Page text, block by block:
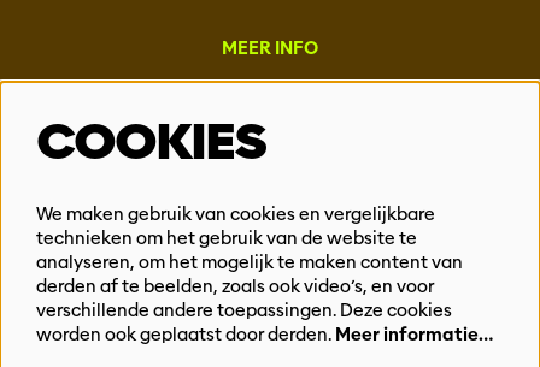
MEER INFO
Vacatures
Events & Partnerships
Privacy
BLIJF OP DE HOOGTE
COOKIES
We maken gebruik van cookies en vergelijkbare
technieken om het gebruik van de website te
analyseren, om het mogelijk te maken content van
derden af te beelden, zoals ook video’s, en voor
verschillende andere toepassingen. Deze cookies
worden ook geplaatst door derden. Meer informatie…